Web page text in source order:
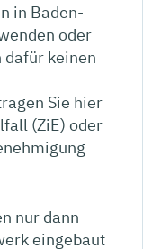
in Baden-
oder
dafür keinen
Sie hier
(ZiE) oder
nur dann
eingebaut